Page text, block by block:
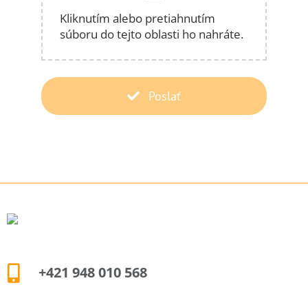
Kliknutím alebo pretiahnutím
súboru do tejto oblasti ho nahráte.
Poslať
+421 948 010 568